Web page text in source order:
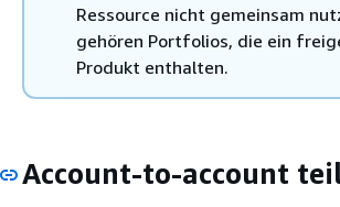
Ressource nicht gemeinsam
gehören Portfolios, die ein
Produkt enthalten.
Account-to-account